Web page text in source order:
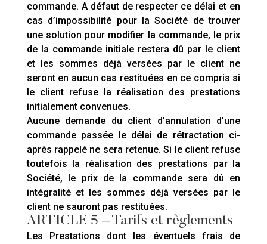
commande. A défaut de respecter ce délai et en
cas d’impossibilité pour la Société de trouver
une solution pour modifier la commande, le prix
de la commande initiale restera dû par le client
et les sommes déjà versées par le client ne
seront en aucun cas restituées en ce compris si
le client refuse la réalisation des prestations
initialement convenues.
Aucune demande du client d’annulation d’une
commande passée le délai de rétractation ci-
après rappelé ne sera retenue. Si le client refuse
toutefois la réalisation des prestations par la
Société, le prix de la commande sera dû en
intégralité et les sommes déjà versées par le
client ne sauront pas restituées.
ARTICLE 5 –Tarifs et règlements
Les Prestations dont les éventuels frais de